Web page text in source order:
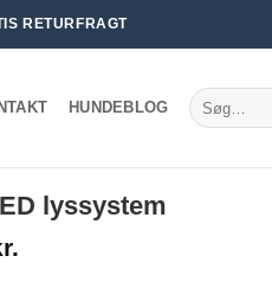
RETURFRAGT
HUNDEBLOG
Søg
efter:
lyssystem